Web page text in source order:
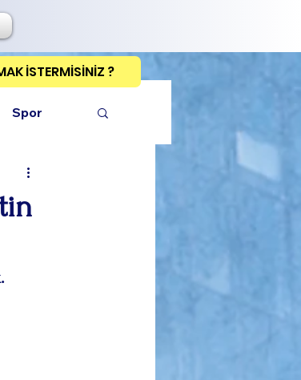
İSTERMİSİNİZ ?
Spor